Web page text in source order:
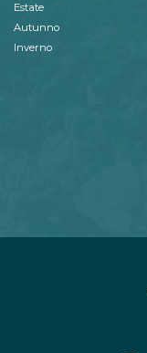
Estate
Autunno
Inverno